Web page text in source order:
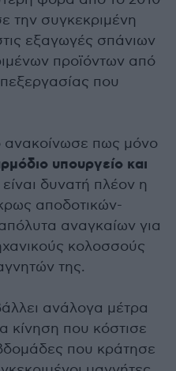
την συγκεκριμένη
εξαγωγές σπάνιων
προϊόντων από
που
ανακοίνωσε πως μόνο
υπουργείο και
είναι δυνατή πλέον η
αποδοτικών-
αναγκαίων για
κολοσσούς
της.
ανάλογα μέτρα
κίνηση που κόστισε
που κράτησε